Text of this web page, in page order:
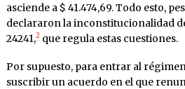
asciende a $ 41.474,69. Todo esto,
declararon la inconstitucionalidad
24241,2que regula estas cuestiones.
Por supuesto, para entrar al
suscribir un acuerdo en el que